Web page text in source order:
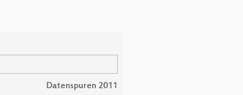
Datenspuren 2011